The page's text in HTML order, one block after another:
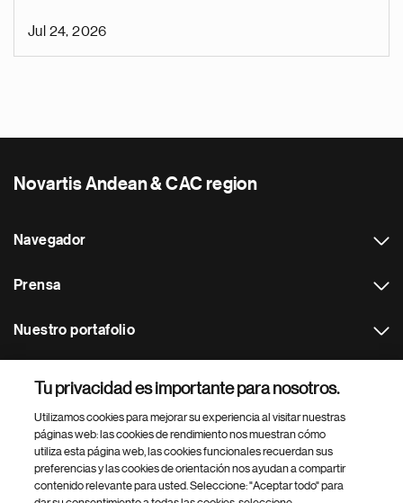
Jul 24, 2026
Novartis Andean & CAC region
Navegador
Prensa
Nuestro portafolio
Footer Site Search
Tu privacidad es importante para nosotros.
Utilizamos cookies para mejorar su experiencia al visitar nuestras
páginas web: las cookies de rendimiento nos muestran cómo
utiliza esta página web, las cookies funcionales recuerdan sus
preferencias y las cookies de orientación nos ayudan a compartir
contenido relevante para usted. Seleccione: "Aceptar todo" para